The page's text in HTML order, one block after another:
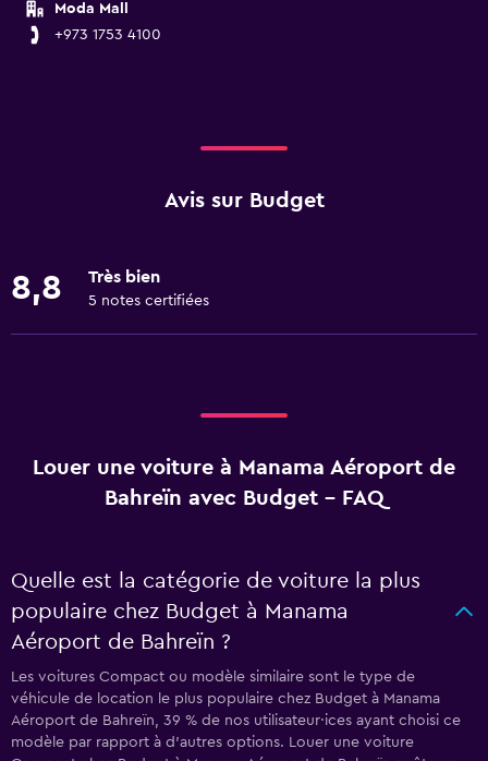
Moda Mall
+973 1753 4100
Avis sur Budget
8,8 Très bien
5 notes certifiées
Louer une voiture à Manama Aéroport de
Bahreïn avec Budget - FAQ
Quelle est la catégorie de voiture la plus
populaire chez Budget à Manama
Aéroport de Bahreïn ?
Les voitures Compact ou modèle similaire sont le type de
véhicule de location le plus populaire chez Budget à Manama
Aéroport de Bahreïn, 39 % de nos utilisateur·ices ayant choisi ce
modèle par rapport à d’autres options. Louer une voiture